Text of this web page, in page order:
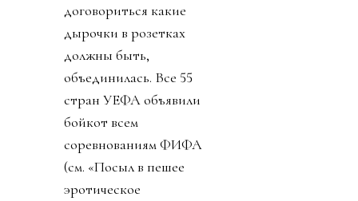
договориться какие
дырочки в розетках
должны быть,
объединилась. Все 55
стран УЕФА объявили
бойкот всем
соревнованиям ФИФА
(см. «Посыл в пешее
эротическое